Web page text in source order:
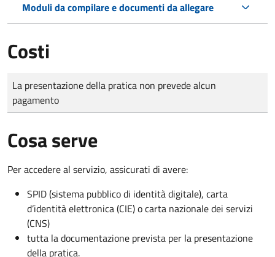
Moduli da compilare e documenti da allegare
Costi
Tipo di pagamento
Importo
La presentazione della pratica non prevede alcun
pagamento
Cosa serve
Per accedere al servizio, assicurati di avere:
SPID (sistema pubblico di identità digitale), carta
d’identità elettronica (CIE) o carta nazionale dei servizi
(CNS)
tutta la documentazione prevista per la presentazione
della pratica.